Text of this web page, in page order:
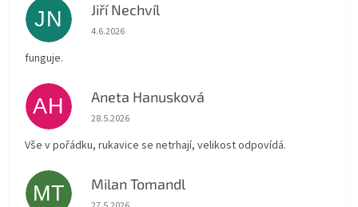
JN Jiří Nechvíl
Hodnocení obchodu je 5 z 5 hvězdiček.
4.6.2026
funguje.
AH Aneta Hanusková
Hodnocení obchodu je 5 z 5 hvězdiček.
28.5.2026
Vše v pořádku, rukavice se netrhají, velikost odpovídá.
MT Milan Tomandl
Hodnocení obchodu je 5 z 5 hvězdiček.